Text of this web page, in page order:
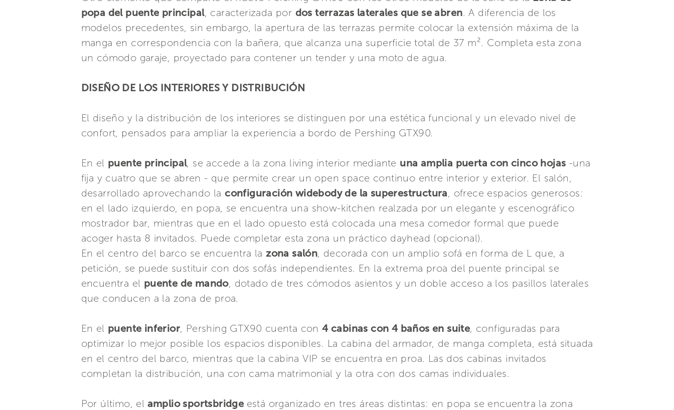
popa del puente principal, caracterizada por dos terrazas laterales que se abren. A diferencia de los
modelos precedentes, sin embargo, la apertura de las terrazas permite colocar la extensión máxima de la
manga en correspondencia con la bañera, que alcanza una superficie total de 37 m². Completa esta zona
un cómodo garaje, proyectado para contener un tender y una moto de agua.
DISEÑO DE LOS INTERIORES Y DISTRIBUCIÓN
El diseño y la distribución de los interiores se distinguen por una estética funcional y un elevado nivel de
confort, pensados para ampliar la experiencia a bordo de Pershing GTX90.
En el puente principal, se accede a la zona living interior mediante una amplia puerta con cinco hojas -una
fija y cuatro que se abren - que permite crear un open space continuo entre interior y exterior. El salón,
desarrollado aprovechando laconfiguración widebody de la superestructura , ofrece espacios generosos:
en el lado izquierdo, en popa, se encuentra una show-kitchen realzada por un elegante y escenográfico
mostrador bar, mientras que en el lado opuesto está colocada una mesa comedor formal que puede
acoger hasta 8 invitados. Puede completar esta zona un práctico dayhead (opcional).
En el centro del barco se encuentra lazona salón , decorada con un amplio sofá en forma de L que, a
petición, se puede sustituir con dos sofás independientes. En la extrema proa del puente principal se
encuentra el puente de mando, dotado de tres cómodos asientos y un doble acceso a los pasillos laterales
que conducen a la zona de proa.
En el puente inferior, Pershing GTX90 cuenta con4 cabinas con 4 baños en suite , configuradas para
optimizar lo mejor posible los espacios disponibles. La cabina del armador, de manga completa, está situada
en el centro del barco, mientras que la cabina VIP se encuentra en proa. Las dos cabinas invitados
completan la distribución, una con cama matrimonial y la otra con dos camas individuales.
Por último, el amplio sportsbridge está organizado en tres áreas distintas: en popa se encuentra la zona